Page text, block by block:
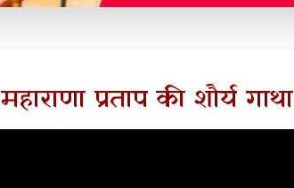
प्रताप की शौर्य गाथा